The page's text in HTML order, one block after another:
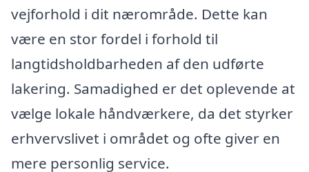
vejforhold i dit nærområde. Dette kan
være en stor fordel i forhold til
langtidsholdbarheden af den udførte
lakering. Samadighed er det oplevende at
vælge lokale håndværkere, da det styrker
erhvervslivet i området og ofte giver en
mere personlig service.